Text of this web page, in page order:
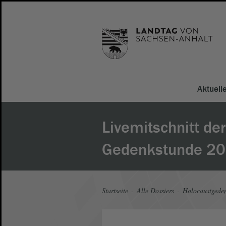
Livemitschnitt der
Gedenkstunde
Startseite Alle Dossiers